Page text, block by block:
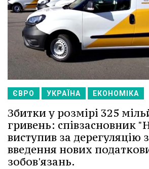
ЄВРО УКРАЇНА ЕКОНОМІКА
Збитки у розмірі 325
гривень: співзасновник
виступив за дерегуляцію
введення нових
зобов'язань.